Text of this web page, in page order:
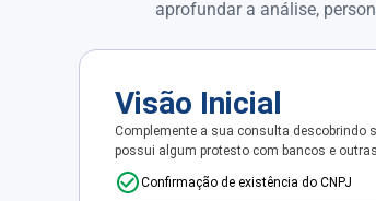
aprofundar a análise,
Visão Inicial
Complemente a sua consulta descobrindo
possui algum protesto com bancos e
Confirmação de existência do CNPJ